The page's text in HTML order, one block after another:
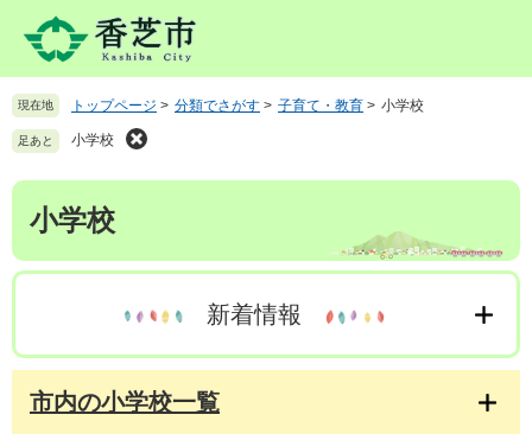
先
頭
す
を
飛
し
文
へ
現在地 トップページ > 分類でさがす > 子育て・教育 > 小学校
足あと 小学校
本
小学校
新着情報
市内の小学校一覧